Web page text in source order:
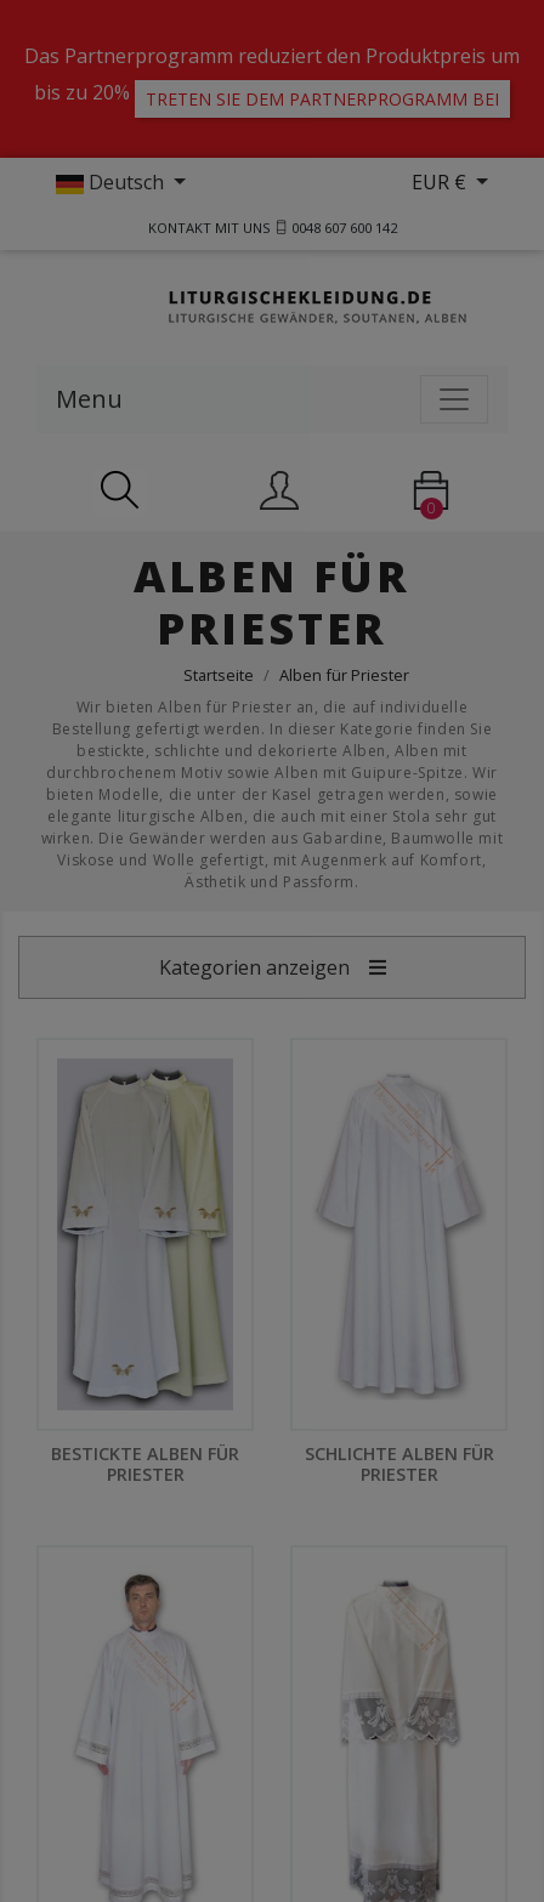
Das Partnerprogramm reduziert den Produktpreis um
bis zu 20%
TRETEN SIE DEM PARTNERPROGRAMM BEI
Deutsch EUR €
KONTAKT MIT UNS 0048 607 600 142
Menu
0
ALBEN FÜR
PRIESTER
Startseite Alben für Priester
Wir bieten Alben für Priester an, die auf individuelle
Bestellung gefertigt werden. In dieser Kategorie finden Sie
bestickte, schlichte und dekorierte Alben, Alben mit
durchbrochenem Motiv sowie Alben mit Guipure-Spitze. Wir
bieten Modelle, die unter der Kasel getragen werden, sowie
elegante liturgische Alben, die auch mit einer Stola sehr gut
wirken. Die Gewänder werden aus Gabardine, Baumwolle mit
Viskose und Wolle gefertigt, mit Augenmerk auf Komfort,
Ästhetik und Passform.
Kategorien anzeigen
BESTICKTE ALBEN FÜR
PRIESTER
SCHLICHTE ALBEN FÜR
PRIESTER